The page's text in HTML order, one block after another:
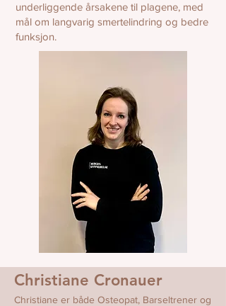
underliggende årsakene til plagene, med
mål om langvarig smertelindring og bedre
funksjon.
Christiane Cronauer
Christiane er både Osteopat, Barseltrener og